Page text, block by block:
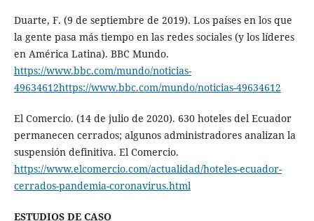
Duarte, F. (9 de septiembre de 2019). Los países en los que
la gente pasa más tiempo en las redes sociales (y los líderes
en América Latina). BBC Mundo.
https://www.bbc.com/mundo/noticias-
49634612https://www.bbc.com/mundo/noticias-49634612
El Comercio. (14 de julio de 2020). 630 hoteles del Ecuador
permanecen cerrados; algunos administradores analizan la
suspensión definitiva. El Comercio.
https://www.elcomercio.com/actualidad/hoteles-ecuador-
cerrados-pandemia-coronavirus.html
ESTUDIOS DE CASO